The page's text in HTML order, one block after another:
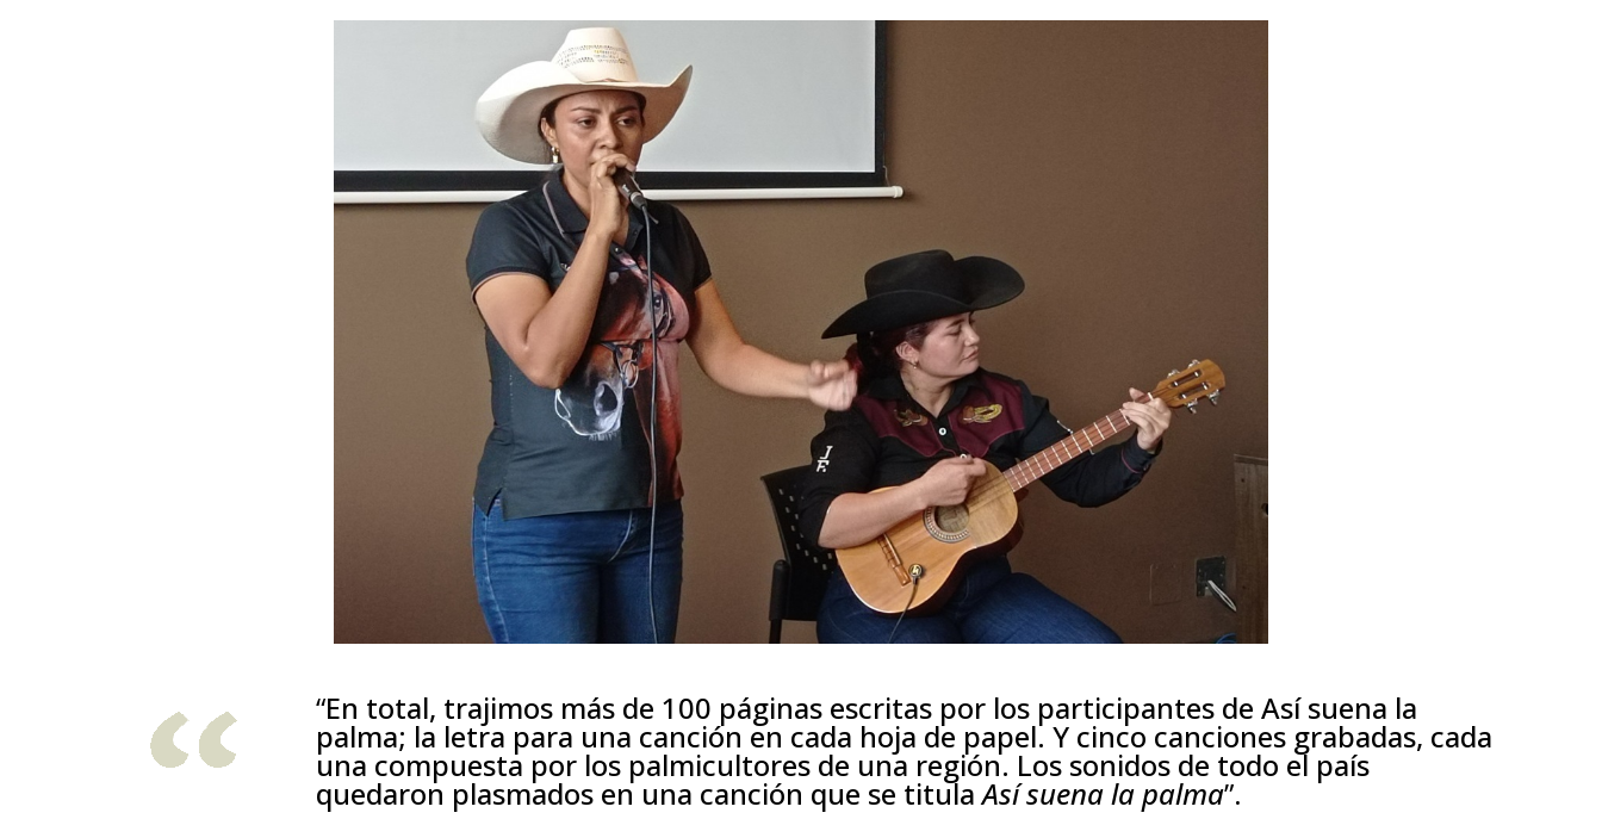
“En total, trajimos más de 100 páginas escritas por los participantes de Así suena la
palma; la letra para una canción en cada hoja de papel. Y cinco canciones grabadas, cada
una compuesta por los palmicultores de una región. Los sonidos de todo el país
quedaron plasmados en una canción que se titulaAsí suena la palma”.